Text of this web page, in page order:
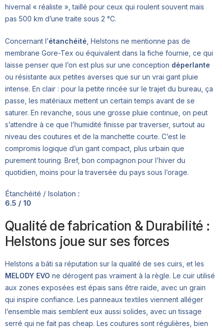
hivernal « réaliste », taillé pour ceux qui roulent souvent mais
pas 500 km d’une traite sous 2 °C.
Concernant l’étanchéité , Helstons ne mentionne pas de
membrane Gore-Tex ou équivalent dans la fiche fournie, ce qui
laisse penser que l’on est plus sur une conception déperlante
ou résistante aux petites averses que sur un vrai gant pluie
intense. En clair : pour la petite rincée sur le trajet du bureau, ça
passe, les matériaux mettent un certain temps avant de se
saturer. En revanche, sous une grosse pluie continue, on peut
s’attendre à ce que l’humidité finisse par traverser, surtout au
niveau des coutures et de la manchette courte. C’est le
compromis logique d’un gant compact, plus urbain que
purement touring. Bref, bon compagnon pour l’hiver du
quotidien, moins pour la traversée du pays sous l’orage.
Étanchéité / Isolation :
6.5 / 10
Qualité de fabrication & Durabilité :
Helstons joue sur ses forces
Helstons a bâti sa réputation sur la qualité de ses cuirs, et les
MELODY EVO ne dérogent pas vraiment à la règle. Le cuir utilisé
aux zones exposées est épais sans être raide, avec un grain
qui inspire confiance. Les panneaux textiles viennent alléger
l’ensemble mais semblent eux aussi solides, avec un tissage
serré qui ne fait pas cheap. Les coutures sont régulières, bien